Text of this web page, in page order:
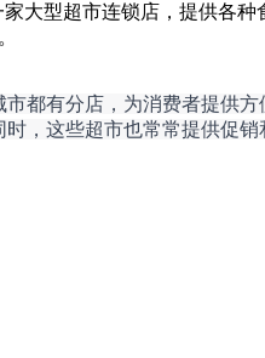
家大型超市连锁店，提供各
都有分店，为消费者提供方
，这些超市也常常提供促销